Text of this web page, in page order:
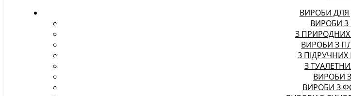
ВИРОБИ ДЛЯ
ВИРОБИ З
З ПРИРОДНИХ
ВИРОБИ З
З ПІДРУЧНИХ
З
ВИРОБИ
ВИРОБИ З